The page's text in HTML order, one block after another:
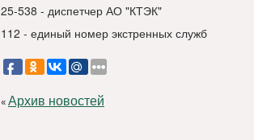
25-538 - диспетчер АО "КТЭК"
112 - единый номер экстренных служб
«Архив новостей